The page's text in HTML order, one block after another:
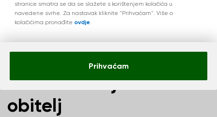
Tri dana Zagreba i
okolice za cijelu
obitelj
stranice smatra se da se slažete s korištenjem kolačića u
navedene svrhe. Za nastavak kliknite "Prihvaćam". Više o
kolačićima pronađite ovdje.
Prihvaćam